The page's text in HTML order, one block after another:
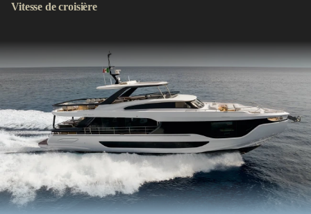
Vitesse de croisière